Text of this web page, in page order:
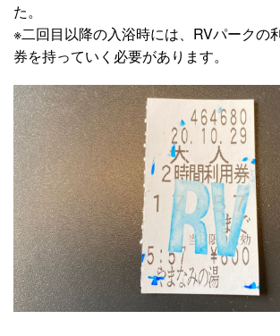
た。
※二回目以降の入浴時には、RVパークの
券を持っていく必要があります。